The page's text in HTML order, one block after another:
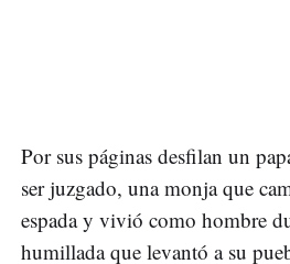
Por sus páginas desfilan un
ser juzgado, una monja que
espada y vivió como hombre
humillada que levantó a su